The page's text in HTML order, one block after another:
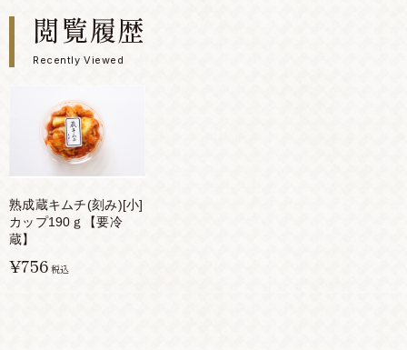
閲覧履歴
Recently Viewed
熟成蔵キムチ(刻み)[小]
カップ190ｇ【要冷
蔵】
¥756 税込